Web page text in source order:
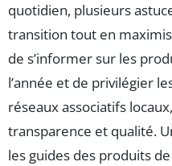
quotidien, plusieurs
transition tout en
de s’informer sur les
l’année et de privilégier
réseaux associatifs
transparence et qualité.
les guides des produits